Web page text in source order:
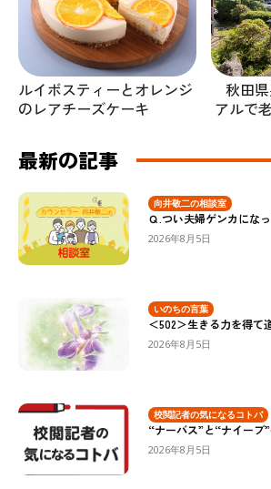
ルイボスティーとオレンジ
のレアチーズケーキ
秋田
アルで
最新の記事
向井敬二の相談室
Ｑ.つい夫婦ゲンカにな
2026年8月5日
いのちの言葉
＜502＞生きる力を得て
2026年8月5日
校閲記者の気になるコトバ
“ナーバス”と“ナイーブ
2026年8月5日